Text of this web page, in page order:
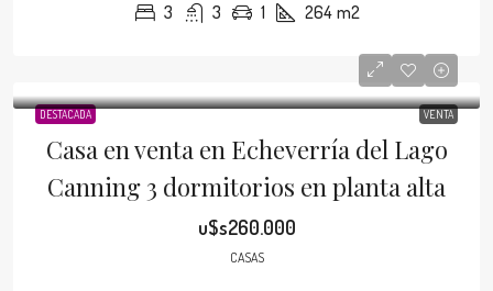
3 3 1 264 m2
DESTACADA VENTA
Casa en venta en Echeverría del Lago
Canning 3 dormitorios en planta alta
u$s260.000
CASAS